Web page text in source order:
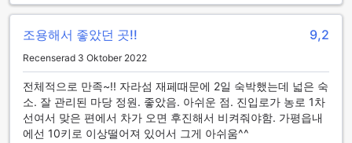
Bekvämlighetsfaciliteter på Ecran Pension
Ecran Pension i Gapyeong-gun erbjuder en rad
bekvämlighetsfaciliteter som gör din vistelse både
avkopplande och praktisk. Med gratis Wi-Fi i alla rum och
offentliga utrymmen kan du enkelt hålla kontakten med
nära och kära eller planera dina äventyr i området. Den
smidiga expressincheckningen och -utcheckningen sparar
tid och gör att du kan fokusera på att njuta av din semester
조용해서 좋았던 곳!! 9,2
Recenserad 3 Oktober 2022
전체적으로 만족~!! 자라섬 재페때문에 2일 숙박했는데 넓은 숙
소. 잘 관리된 마당 정원. 좋았음. 아쉬운 점. 진입로가 농로 1차
선여서 맞은 편에서 차가 오면 후진해서 비켜줘야함. 가평읍내
에선 10키로 이상떨어져 있어서 그게 아쉬움^^